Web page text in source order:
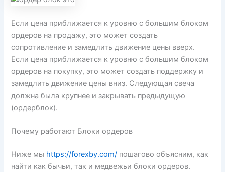
Если цена приближается к уровню с большим блоком
ордеров на продажу, это может создать
сопротивление и замедлить движение цены вверх.
Если цена приближается к уровню с большим блоком
ордеров на покупку, это может создать поддержку и
замедлить движение цены вниз. Следующая свеча
должна была крупнее и закрывать предыдущую
(ордерблок).
Почему работают Блоки ордеров
Ниже мы https://forexby.com/ пошагово объясним, как
найти как бычьи, так и медвежьи блоки ордеров.